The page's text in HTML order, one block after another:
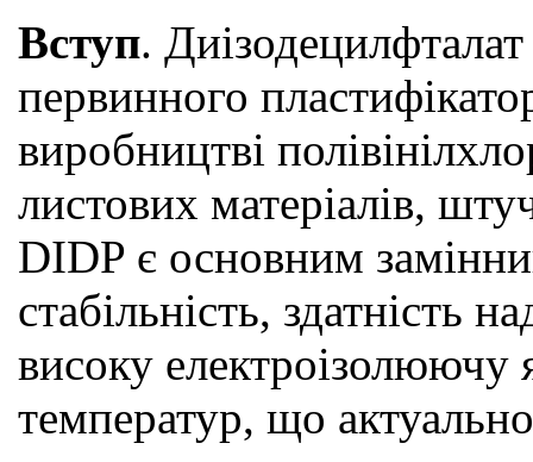
Вступ.
первинного
виробництві
листових матеріалів,
DIDP є основним
стабільність, здатність
високу електроізолюючу
температур, що